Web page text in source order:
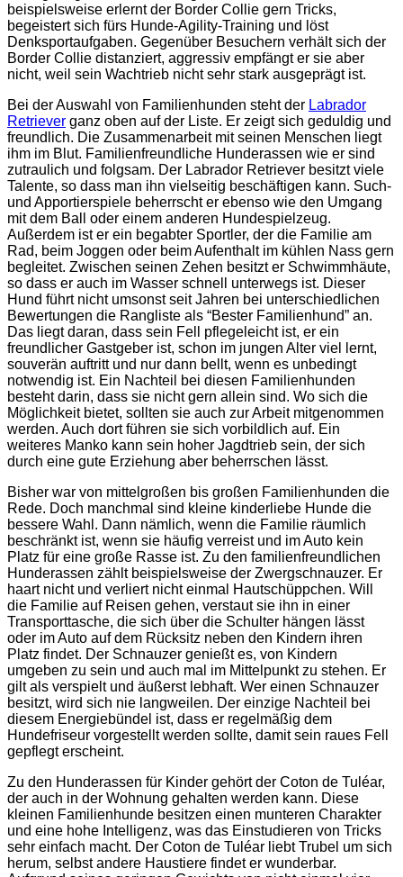
beispielsweise erlernt der Border Collie gern Tricks,
begeistert sich fürs Hunde-Agility-Training und löst
Denksportaufgaben. Gegenüber Besuchern verhält sich der
Border Collie distanziert, aggressiv empfängt er sie aber
nicht, weil sein Wachtrieb nicht sehr stark ausgeprägt ist.
Bei der Auswahl von Familienhunden steht der Labrador
Retriever ganz oben auf der Liste. Er zeigt sich geduldig und
freundlich. Die Zusammenarbeit mit seinen Menschen liegt
ihm im Blut. Familienfreundliche Hunderassen wie er sind
zutraulich und folgsam. Der Labrador Retriever besitzt viele
Talente, so dass man ihn vielseitig beschäftigen kann. Such-
und Apportierspiele beherrscht er ebenso wie den Umgang
mit dem Ball oder einem anderen Hundespielzeug.
Außerdem ist er ein begabter Sportler, der die Familie am
Rad, beim Joggen oder beim Aufenthalt im kühlen Nass gern
begleitet. Zwischen seinen Zehen besitzt er Schwimmhäute,
so dass er auch im Wasser schnell unterwegs ist. Dieser
Hund führt nicht umsonst seit Jahren bei unterschiedlichen
Bewertungen die Rangliste als “Bester Familienhund” an.
Das liegt daran, dass sein Fell pflegeleicht ist, er ein
freundlicher Gastgeber ist, schon im jungen Alter viel lernt,
souverän auftritt und nur dann bellt, wenn es unbedingt
notwendig ist. Ein Nachteil bei diesen Familienhunden
besteht darin, dass sie nicht gern allein sind. Wo sich die
Möglichkeit bietet, sollten sie auch zur Arbeit mitgenommen
werden. Auch dort führen sie sich vorbildlich auf. Ein
weiteres Manko kann sein hoher Jagdtrieb sein, der sich
durch eine gute Erziehung aber beherrschen lässt.
Bisher war von mittelgroßen bis großen Familienhunden die
Rede. Doch manchmal sind kleine kinderliebe Hunde die
bessere Wahl. Dann nämlich, wenn die Familie räumlich
beschränkt ist, wenn sie häufig verreist und im Auto kein
Platz für eine große Rasse ist. Zu den familienfreundlichen
Hunderassen zählt beispielsweise der Zwergschnauzer. Er
haart nicht und verliert nicht einmal Hautschüppchen. Will
die Familie auf Reisen gehen, verstaut sie ihn in einer
Transporttasche, die sich über die Schulter hängen lässt
oder im Auto auf dem Rücksitz neben den Kindern ihren
Platz findet. Der Schnauzer genießt es, von Kindern
umgeben zu sein und auch mal im Mittelpunkt zu stehen. Er
gilt als verspielt und äußerst lebhaft. Wer einen Schnauzer
besitzt, wird sich nie langweilen. Der einzige Nachteil bei
diesem Energiebündel ist, dass er regelmäßig dem
Hundefriseur vorgestellt werden sollte, damit sein raues Fell
gepflegt erscheint.
Zu den Hunderassen für Kinder gehört der Coton de Tuléar,
der auch in der Wohnung gehalten werden kann. Diese
kleinen Familienhunde besitzen einen munteren Charakter
und eine hohe Intelligenz, was das Einstudieren von Tricks
sehr einfach macht. Der Coton de Tuléar liebt Trubel um sich
herum, selbst andere Haustiere findet er wunderbar.